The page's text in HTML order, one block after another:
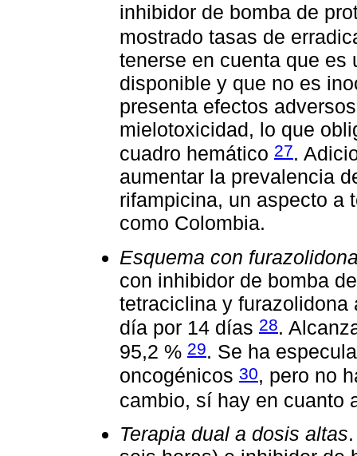
inhibidor de bomba de
mostrado tasas de
tenerse en cuenta que es
disponible y que no es
presenta efectos
mielotoxicidad, lo que
cuadro hemático 27.
aumentar la prevalencia
rifampicina, un aspecto a
como Colombia.
Esquema con
con inhibidor de bomba
tetraciclina y
día por 14 días 28.
95,2 % 29. Se ha
oncogénicos 30, pero no
cambio, sí hay en cuanto
Terapia dual a dosis altas